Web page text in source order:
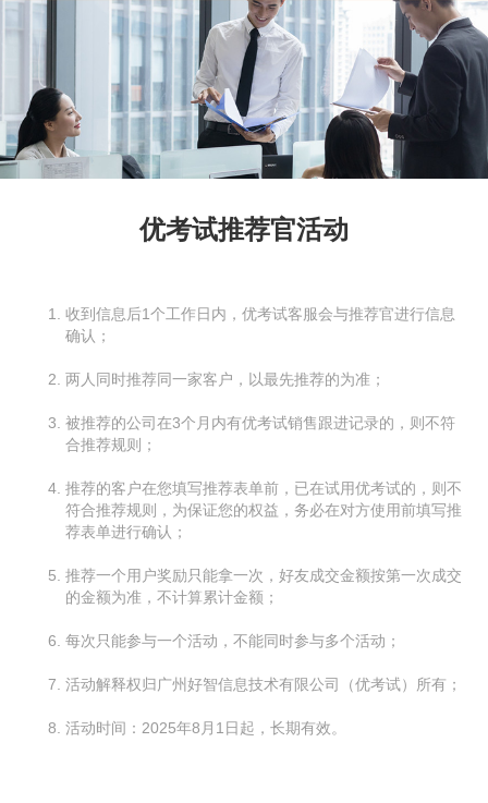
优考试推荐官活动
收到信息后1个工作日内，优考试客服会与推荐官进行信息
确认；
两人同时推荐同一家客户，以最先推荐的为准；
被推荐的公司在3个月内有优考试销售跟进记录的，则不符
合推荐规则；
推荐的客户在您填写推荐表单前，已在试用优考试的，则不
符合推荐规则，为保证您的权益，务必在对方使用前填写推
荐表单进行确认；
推荐一个用户奖励只能拿一次，好友成交金额按第一次成交
的金额为准，不计算累计金额；
每次只能参与一个活动，不能同时参与多个活动；
活动解释权归广州好智信息技术有限公司（优考试）所有；
活动时间：2025年8月1日起，长期有效。